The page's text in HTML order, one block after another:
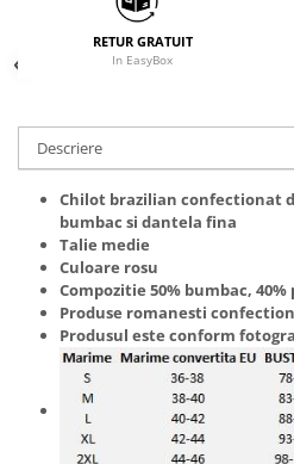
RETUR GRATUIT
In EasyBox
Descriere
Chilot brazilian confectionat
bumbac si dantela fina
Talie medie
Culoare rosu
Compozitie 50% bumbac,
Produse romanesti
Produsul este conform